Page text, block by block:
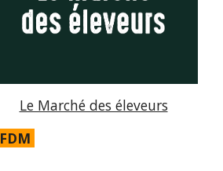
Le Marché des éleveurs
FDM